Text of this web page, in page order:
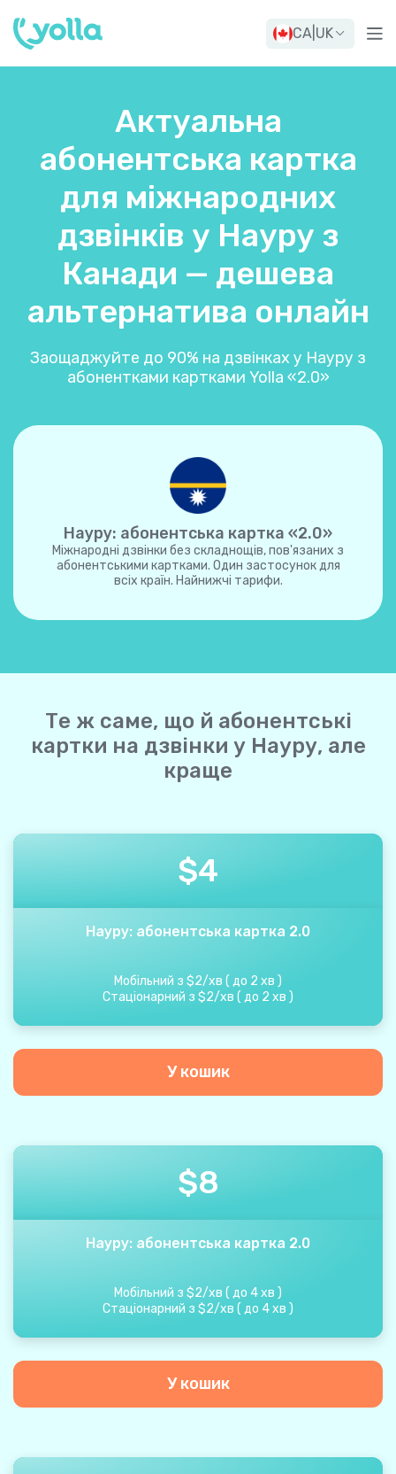
CA UK
Актуальна
абонентська картка
для міжнародних
дзвінків у Науру з
Канади — дешева
альтернатива онлайн
Заощаджуйте до 90% на дзвінках у Науру з
абонентками картками Yolla «2.0»
Науру: абонентська картка «2.0»
Міжнародні дзвінки без складнощів, пов'язаних з
абонентськими картками. Один застосунок для
всіх країн. Найнижчі тарифи.
Те ж саме, що й абонентські
картки на дзвінки у Науру, але
краще
$4
Науру: абонентська картка 2.0
Мобільний з $2/хв ( до 2 хв )
Стаціонарний з $2/хв ( до 2 хв )
У кошик
$8
Науру: абонентська картка 2.0
Мобільний з $2/хв ( до 4хв )
Стаціонарний з $2/хв ( до 4хв )
У кошик